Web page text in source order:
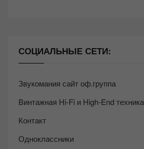
СОЦИАЛЬНЫЕ СЕТИ:
Звукомания сайт оф.группа
Винтажная Hi-Fi и High-End техника
Контакт
Одноклассники